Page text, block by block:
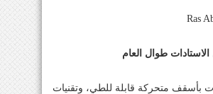
الاستادات طوال العام
بأسقف متحركة قابلة للطي، وتقنيات